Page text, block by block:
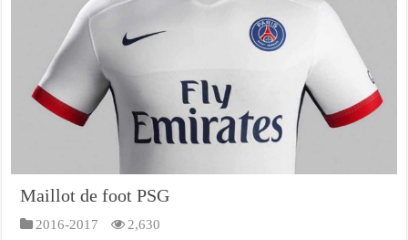
Maillot de foot PSG
2016-2017 2,630